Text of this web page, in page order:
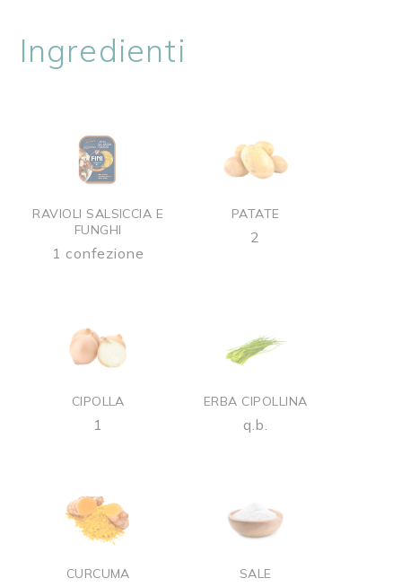
Ingredienti
RAVIOLI SALSICCIA E
FUNGHI
1 confezione
PATATE
2
CIPOLLA
1
ERBA CIPOLLINA
q.b.
CURCUMA SALE